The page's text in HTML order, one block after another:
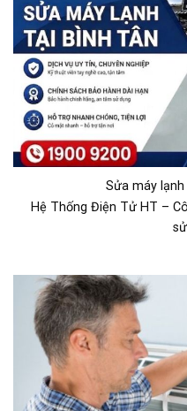
Sửa máy
Hệ Thống Điện Tử HT –